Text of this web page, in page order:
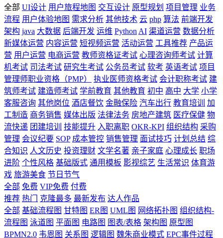
全部 UI设计 用户旅程地图 交互设计 原型规划 项目管理 业务
流程 用户体验地图 需求分析 其他技术 云 php 算法 前端开发
架构 java 大数据 后端开发 运维 Python AI 渠道运营 数据分析
新媒体运营 内容运营 短视频运营 活动运营 工具推荐 产品运
营 用户运营 电商运营 教师资格证考试 心理咨询师考试 计算
机考试 司法考试 研究生考试 公务员考试 软考 英语考试 项目
管理师职业资格（PMP）
执业医师资格考试 会计职称考试 建
筑师考试 建造师考试 学前教育 其他教育 初中 高中 大学 小学
客服咨询 其他岗位 酒店餐饮 金融保险 汽车出行 教育培训
加
工制造 商务销售 媒体出版 法律法务 房地产建筑 医疗保健 物
流快递 团建培训 技能提升 入职离职 OKR-KPI 组织结构 采购
管理 会议纪要 SOP 成本管控 销售管理 面试技巧 计划总结 综
合知识 人文历史 投资理财 文学名著 亲子家庭 心理成长 职场
进阶 个性风格 基础版式 通用模板 影视综艺 生活常识 体育游
戏 旅游美食 节日节气
全部 免费 VIP免费 付费
推荐 热门 克隆最多 最新发布 达人作品
全部 基础流程图 甘特图 ER图 UML图 网络拓扑图 组织结构-
流程图 泳道图 平面图 电路图 图表/表格 架构图 原型图
BPMN2.0 韦恩图 关系图 逻辑图 魏朱商业模式 EPC事件过程